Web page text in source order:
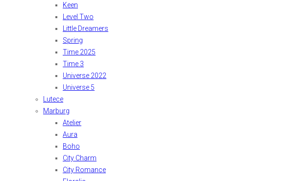
Keen
Level Two
Little Dreamers
Spring
Time 2025
Time 3
Universe 2022
Universe 5
Lutece
Marburg
Atelier
Aura
Boho
City Charm
City Romance